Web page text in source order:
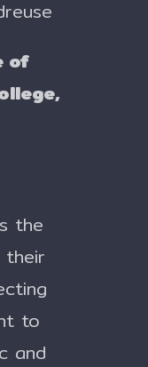
of
the
their
to
and